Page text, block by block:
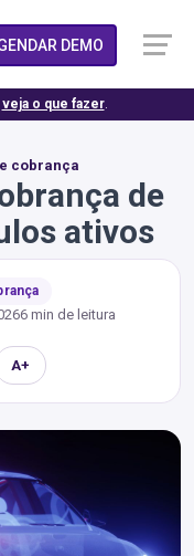
DEMO
veja o que fazer.
cobrança
de
ativos
6 min de leitura
A+